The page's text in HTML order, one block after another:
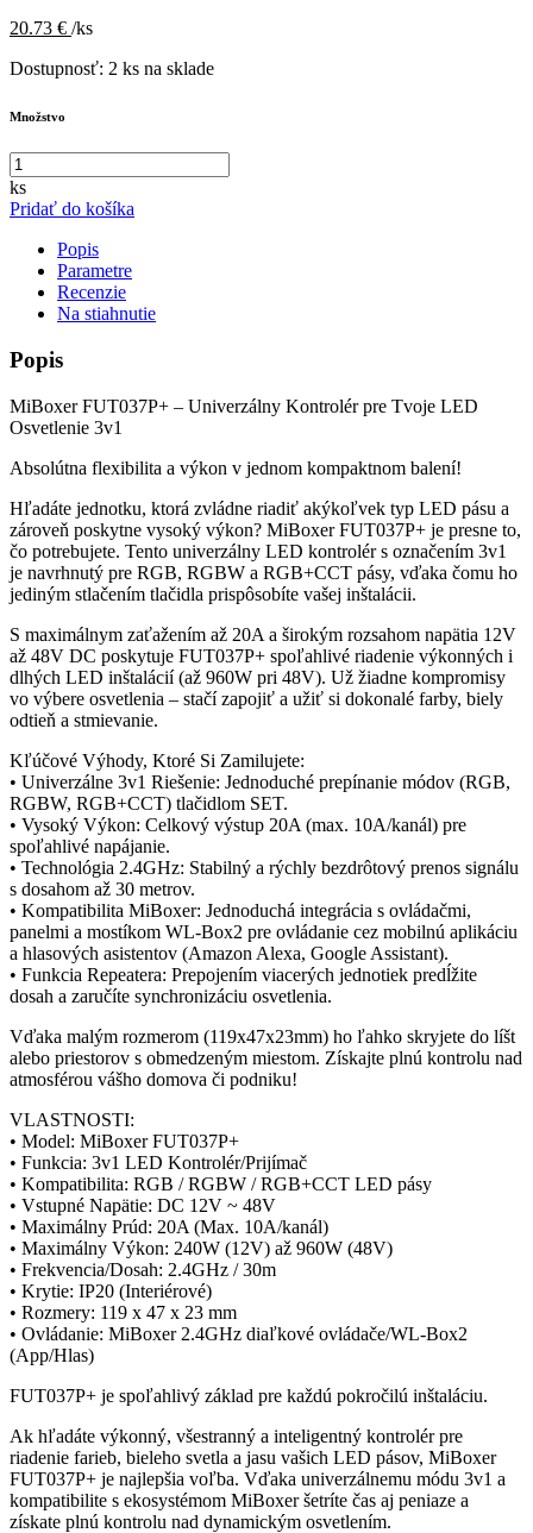
20.73 € /ks
Dostupnosť: 2 ks na sklade
Množstvo
ks
Pridať do košíka
Popis
Parametre
Recenzie
Na stiahnutie
Popis
MiBoxer FUT037P+ – Univerzálny Kontrolér pre Tvoje LED
Osvetlenie 3v1
Absolútna flexibilita a výkon v jednom kompaktnom balení!
Hľadáte jednotku, ktorá zvládne riadiť akýkoľvek typ LED pásu a
zároveň poskytne vysoký výkon? MiBoxer FUT037P+ je presne to,
čo potrebujete. Tento univerzálny LED kontrolér s označením 3v1
je navrhnutý pre RGB, RGBW a RGB+CCT pásy, vďaka čomu ho
jediným stlačením tlačidla prispôsobíte vašej inštalácii.
S maximálnym zaťažením až 20A a širokým rozsahom napätia 12V
až 48V DC poskytuje FUT037P+ spoľahlivé riadenie výkonných i
dlhých LED inštalácií (až 960W pri 48V). Už žiadne kompromisy
vo výbere osvetlenia – stačí zapojiť a užiť si dokonalé farby, biely
odtieň a stmievanie.
Kľúčové Výhody, Ktoré Si Zamilujete:
• Univerzálne 3v1 Riešenie: Jednoduché prepínanie módov (RGB,
RGBW, RGB+CCT) tlačidlom SET.
• Vysoký Výkon: Celkový výstup 20A (max. 10A/kanál) pre
spoľahlivé napájanie.
• Technológia 2.4GHz: Stabilný a rýchly bezdrôtový prenos signálu
s dosahom až 30 metrov.
• Kompatibilita MiBoxer: Jednoduchá integrácia s ovládačmi,
panelmi a mostíkom WL-Box2 pre ovládanie cez mobilnú aplikáciu
a hlasových asistentov (Amazon Alexa, Google Assistant).
• Funkcia Repeatera: Prepojením viacerých jednotiek predĺžite
dosah a zaručíte synchronizáciu osvetlenia.
Vďaka malým rozmerom (119x47x23mm) ho ľahko skryjete do líšt
alebo priestorov s obmedzeným miestom. Získajte plnú kontrolu nad
atmosférou vášho domova či podniku!
VLASTNOSTI:
• Model: MiBoxer FUT037P+
• Funkcia: 3v1 LED Kontrolér/Prijímač
• Kompatibilita: RGB / RGBW / RGB+CCT LED pásy
• Vstupné Napätie: DC 12V ~ 48V
• Maximálny Prúd: 20A (Max. 10A/kanál)
• Maximálny Výkon: 240W (12V) až 960W (48V)
• Frekvencia/Dosah: 2.4GHz / 30m
• Krytie: IP20 (Interiérové)
• Rozmery: 119 x 47 x 23 mm
• Ovládanie: MiBoxer 2.4GHz diaľkové ovládače/WL-Box2
(App/Hlas)
FUT037P+ je spoľahlivý základ pre každú pokročilú inštaláciu.
Ak hľadáte výkonný, všestranný a inteligentný kontrolér pre
riadenie farieb, bieleho svetla a jasu vašich LED pásov, MiBoxer
FUT037P+ je najlepšia voľba. Vďaka univerzálnemu módu 3v1 a
kompatibilite s ekosystémom MiBoxer šetríte čas aj peniaze a
získate plnú kontrolu nad dynamickým osvetlením.